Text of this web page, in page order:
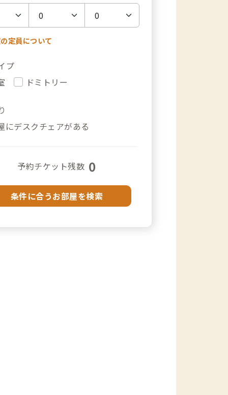
定員について
プ
ドミトリー
にデスクチェアがある
予約チケット残数 0
条件に合うお部屋を検索